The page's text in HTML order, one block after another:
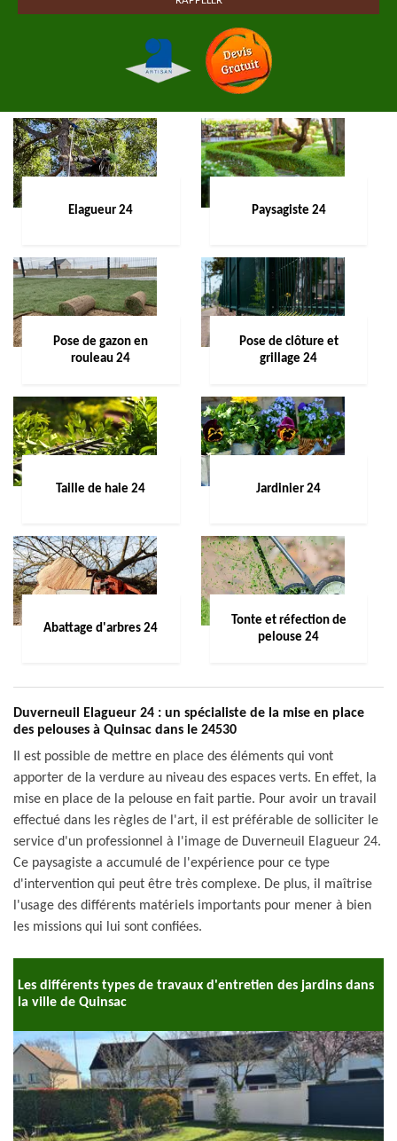
Elagueur 24 Paysagiste 24
Pose de gazon en
rouleau 24
Pose de clôture et
grillage 24
Taille de haie 24 Jardinier 24
Abattage d'arbres 24
Tonte et réfection de
pelouse 24
Duverneuil Elagueur 24 : un spécialiste de la mise en place
des pelouses à Quinsac dans le 24530
Il est possible de mettre en place des éléments qui vont
apporter de la verdure au niveau des espaces verts. En effet, la
mise en place de la pelouse en fait partie. Pour avoir un travail
effectué dans les règles de l'art, il est préférable de solliciter le
service d'un professionnel à l'image de Duverneuil Elagueur 24.
Ce paysagiste a accumulé de l'expérience pour ce type
d'intervention qui peut être très complexe. De plus, il maîtrise
l'usage des différents matériels importants pour mener à bien
les missions qui lui sont confiées.
Les différents types de travaux d'entretien des jardins dans
la ville de Quinsac